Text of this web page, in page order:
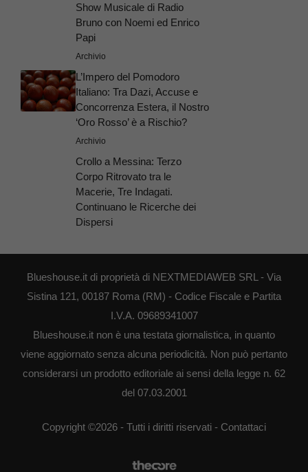
Show Musicale di Radio
Bruno con Noemi ed Enrico
Papi
Archivio
L’Impero del Pomodoro
Italiano: Tra Dazi, Accuse e
Concorrenza Estera, il Nostro
‘Oro Rosso’ è a Rischio?
Archivio
Crollo a Messina: Terzo
Corpo Ritrovato tra le
Macerie, Tre Indagati.
Continuano le Ricerche dei
Dispersi
Blueshouse.it di proprietà di NEXTMEDIAWEB SRL - Via
Sistina 121, 00187 Roma (RM) - Codice Fiscale e Partita
I.V.A. 09689341007
Blueshouse.it non è una testata giornalistica, in quanto
viene aggiornato senza alcuna periodicità. Non può pertanto
considerarsi un prodotto editoriale ai sensi della legge n. 62
del 07.03.2001
Copyright ©2026 - Tutti i diritti riservati - Contattaci